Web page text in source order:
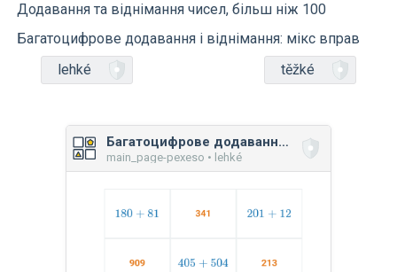
Додавання та віднімання чисел, більш ніж 100
Багатоцифрове додавання і віднімання: мікс вправ
lehké
těžké
Багатоцифрове додавання і віднімання: мікс вправ
main_page-pexeso • lehké